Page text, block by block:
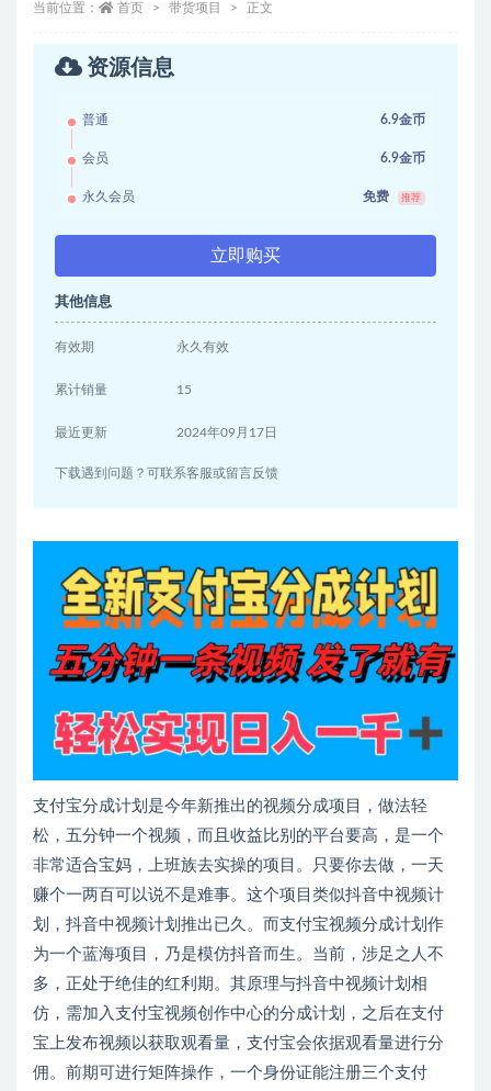
当前位置： 首页 带货项目 正文
资源信息
普通 6.9金币
会员 6.9金币
永久会员 免费 推荐
立即购买
其他信息
有效期 永久有效
累计销量 15
最近更新 2024年09月17日
下载遇到问题？可联系客服或留言反馈
支付宝分成计划是今年新推出的视频分成项目，做法轻
松，五分钟一个视频，而且收益比别的平台要高，是一个
非常适合宝妈，上班族去实操的项目。只要你去做，一天
赚个一两百可以说不是难事。这个项目类似抖音中视频计
划，抖音中视频计划推出已久。而支付宝视频分成计划作
为一个蓝海项目，乃是模仿抖音而生。当前，涉足之人不
多，正处于绝佳的红利期。其原理与抖音中视频计划相
仿，需加入支付宝视频创作中心的分成计划，之后在支付
宝上发布视频以获取观看量，支付宝会依据观看量进行分
佣。前期可进行矩阵操作，一个身份证能注册三个支付